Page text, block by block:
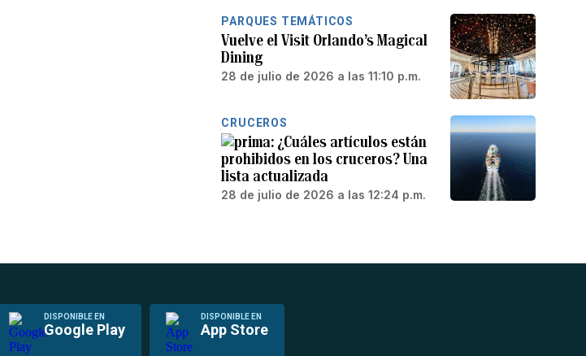
PARQUES TEMÁTICOS
Vuelve el Visit Orlando’s Magical
Dining
28 de julio de 2026 a las 11:10 p.m.
CRUCEROS
¿Cuáles artículos están
prohibidos en los cruceros? Una
lista actualizada
28 de julio de 2026 a las 12:24 p.m.
DISPONIBLE EN
Google Play
DISPONIBLE EN
App Store